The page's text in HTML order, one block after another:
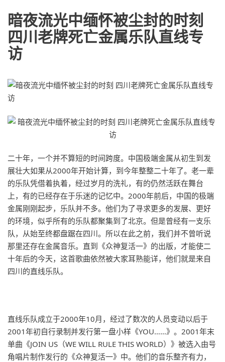
暗夜流光中缅怀被尘封的时刻
四川老牌死亡金属乐队直线专
访
二十年，一个并不算短的时间跨度。中国极端金属从初生到发
展壮大如果从2000年开始计算，到今年整整二十年了。老一辈
的乐队凭借着执着，经过岁月的洗礼，有的仍然活跃在舞台
上，有的已经存在于乐迷的记忆中。2000年前后，中国的极端
金属刚刚起步，乐队并不多。他们为了寻求更多的发展、更好
的环境，似乎所有的乐队都聚集到了北京。但是曾经有一支乐
队，从始至终都盘踞在四川。所以在此之前，我们并不曾听说
那里还存在金属音乐。直到《众神复活一》的出版，才能使二
十年后的今天，这首歌曲依然被大家耳熟能详，他们就是来自
四川的直线乐队。
直线乐队成立于2000年10月，经过了数次的人员变动以后于
2001年初自行录制并发行第一盘小样《YOU……》。2001年末
单曲《JOIN US（WE WILL RULE THIS WORLD）》被选入由号
角唱片制作发行的《众神复活一》中。他们的音乐整齐有力，